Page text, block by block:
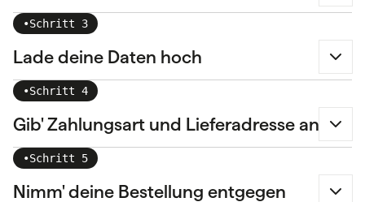
•Schritt 3
Lade deine Daten hoch
•Schritt 4
Gib' Zahlungsart und Lieferadresse an
•Schritt 5
Nimm' deine Bestellung entgegen